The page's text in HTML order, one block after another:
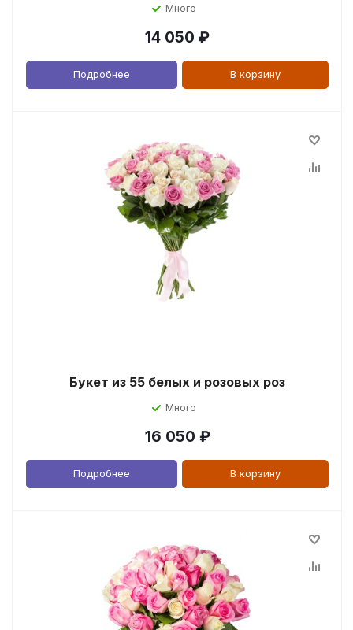
Много
14 050 ₽
Подробнее В корзину
Букет из 55 белых и розовых роз
Много
16 050 ₽
Подробнее В корзину